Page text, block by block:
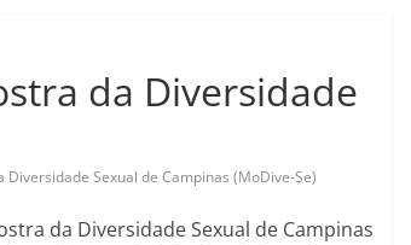
da Diversidade
Diversidade Sexual de Campinas (MoDive-Se)
da Diversidade Sexual de Campinas